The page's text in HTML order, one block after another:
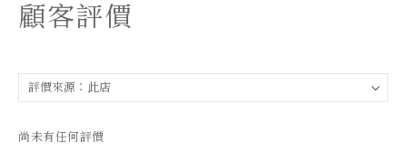
顧客評價
尚未有任何評價